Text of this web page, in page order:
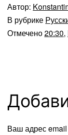
Автор:
В рубрике
Отмечено20:30,
Ваш адрес email